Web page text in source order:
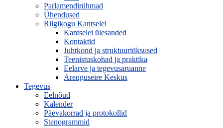
Parlamendirühmad
Ühendused
Riigikogu Kantselei
Kantselei ülesanded
Kontaktid
Juhtkond ja struktuuriüksused
Teenistuskohad ja praktika
Eelarve ja tegevusaruanne
Arenguseire Keskus
Tegevus
Eelnõud
Kalender
Päevakorrad ja protokollid
Stenogrammid